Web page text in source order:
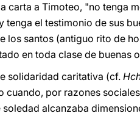
carta a Timoteo, "no tenga
tenga el testimonio de sus
los santos (antiguo rito de
en toda clase de buenas
solidaridad caritativa (cf.
por razones
alcanzaba